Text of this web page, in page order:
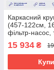
Каркасний
(457-122см,
фільтр-насос,
Bestway 56438
15 934 ₴